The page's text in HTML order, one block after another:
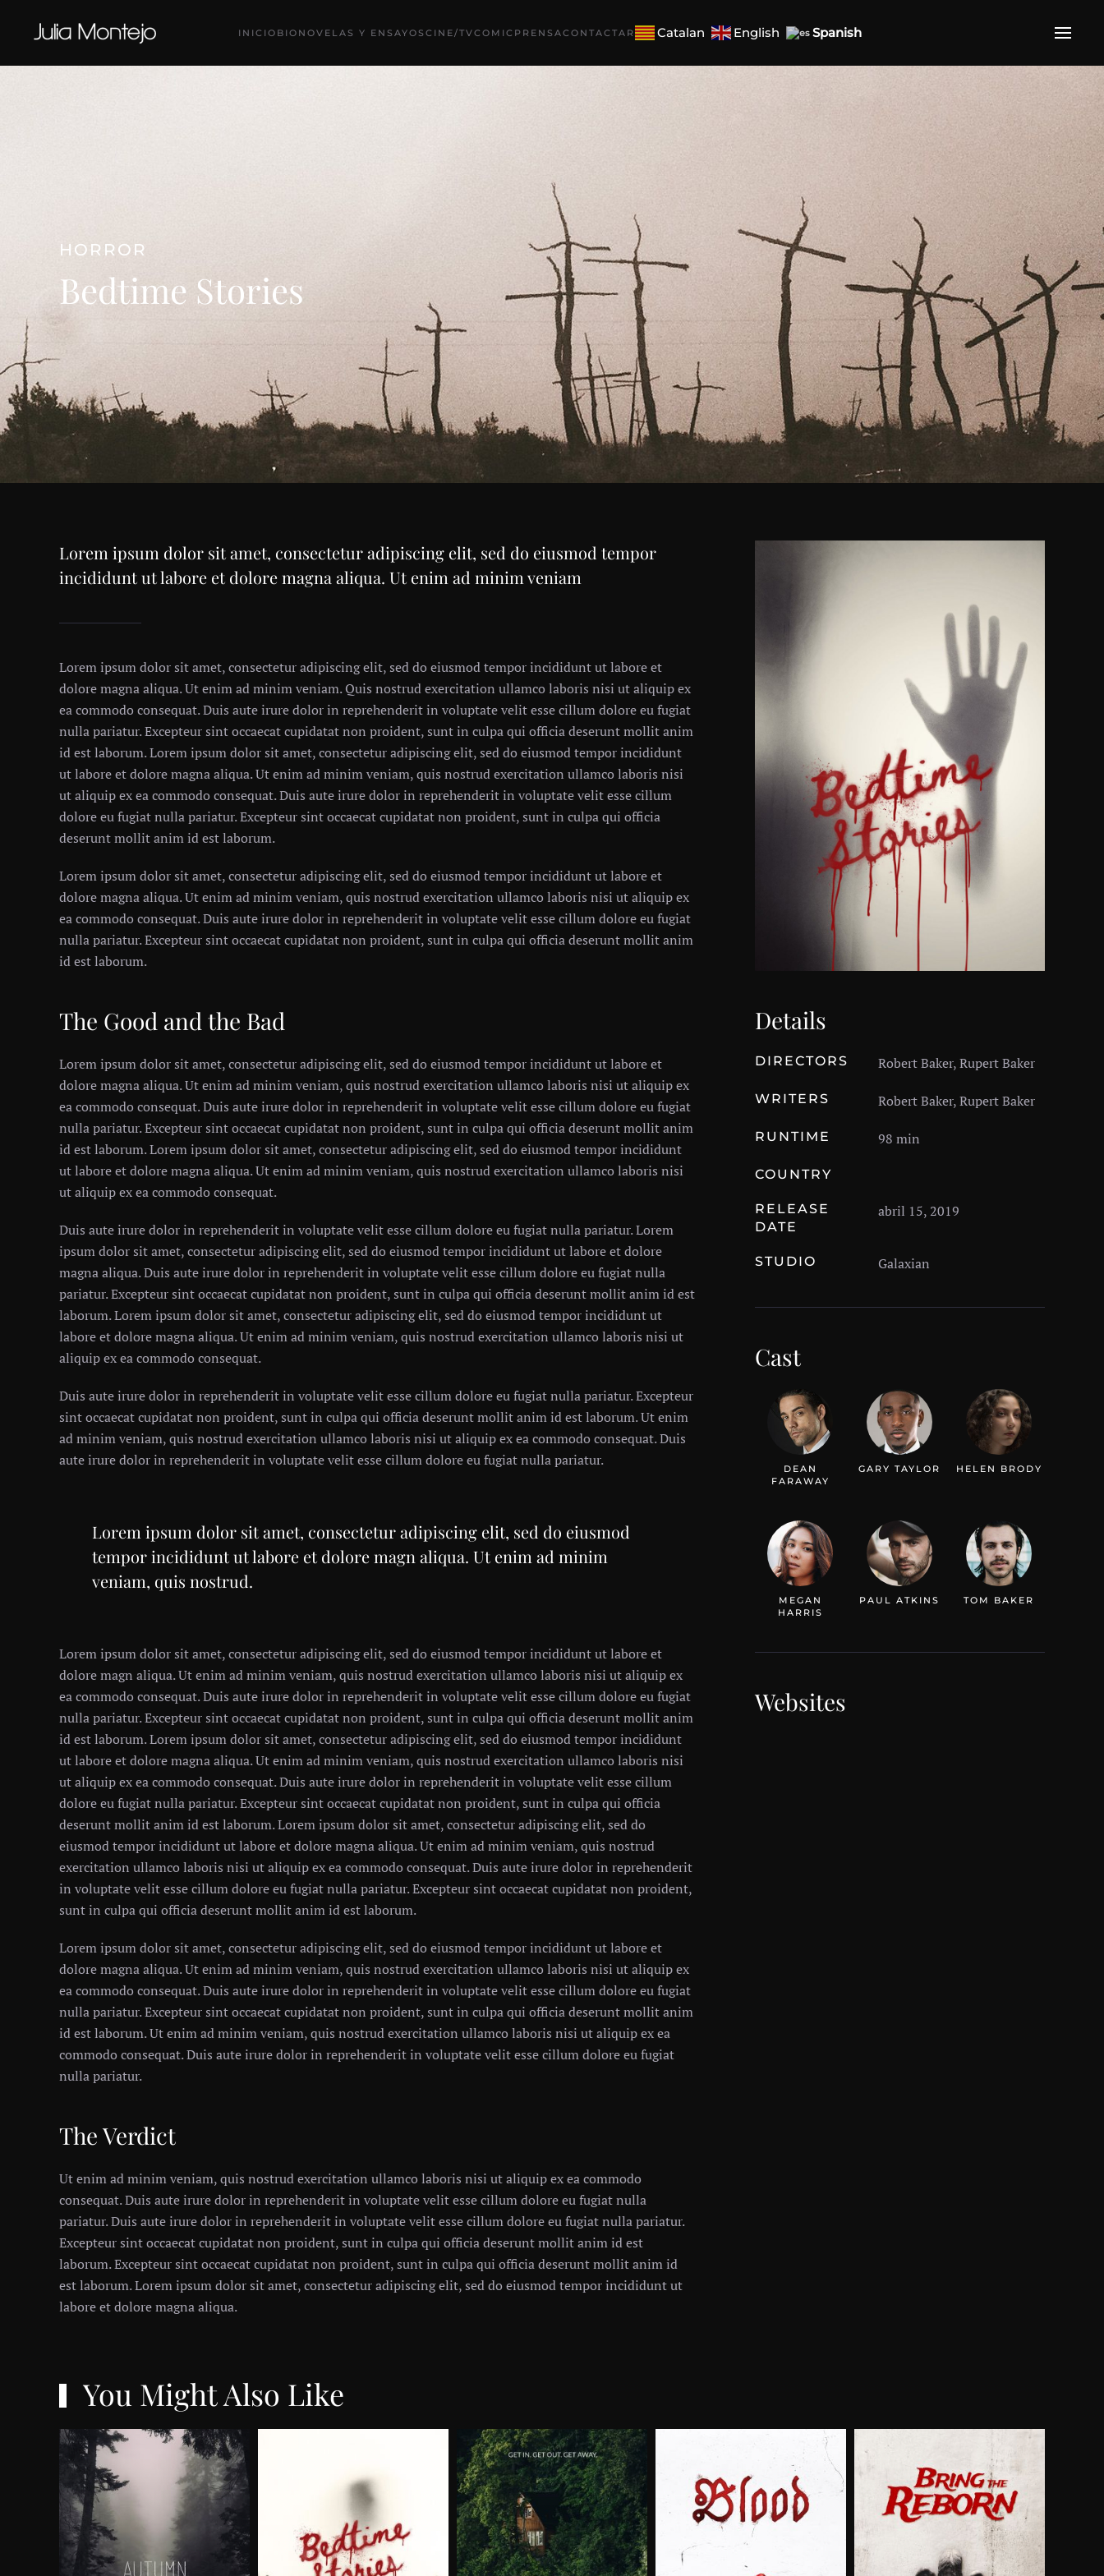
Ir al contenido principal INICIO BIO NOVELAS Y ENSAYOSCINE/TVCOMIC PRENSACONTACTAR Catalan English Spanish
HORROR
Bedtime Stories
Lorem ipsum dolor sit amet, consectetur adipiscing elit, sed do eiusmod tempor
incididunt ut labore et dolore magna aliqua. Ut enim ad minim veniam
Lorem ipsum dolor sit amet, consectetur adipiscing elit, sed do eiusmod tempor incididunt ut labore et
dolore magna aliqua. Ut enim ad minim veniam. Quis nostrud exercitation ullamco laboris nisi ut aliquip ex
ea commodo consequat. Duis aute irure dolor in reprehenderit in voluptate velit esse cillum dolore eu fugiat
nulla pariatur. Excepteur sint occaecat cupidatat non proident, sunt in culpa qui officia deserunt mollit anim
id est laborum. Lorem ipsum dolor sit amet, consectetur adipiscing elit, sed do eiusmod tempor incididunt
ut labore et dolore magna aliqua. Ut enim ad minim veniam, quis nostrud exercitation ullamco laboris nisi
ut aliquip ex ea commodo consequat. Duis aute irure dolor in reprehenderit in voluptate velit esse cillum
dolore eu fugiat nulla pariatur. Excepteur sint occaecat cupidatat non proident, sunt in culpa qui officia
deserunt mollit anim id est laborum.
Lorem ipsum dolor sit amet, consectetur adipiscing elit, sed do eiusmod tempor incididunt ut labore et
dolore magna aliqua. Ut enim ad minim veniam, quis nostrud exercitation ullamco laboris nisi ut aliquip ex
ea commodo consequat. Duis aute irure dolor in reprehenderit in voluptate velit esse cillum dolore eu fugiat
nulla pariatur. Excepteur sint occaecat cupidatat non proident, sunt in culpa qui officia deserunt mollit anim
id est laborum.
The Good and the Bad
Lorem ipsum dolor sit amet, consectetur adipiscing elit, sed do eiusmod tempor incididunt ut labore et
dolore magna aliqua. Ut enim ad minim veniam, quis nostrud exercitation ullamco laboris nisi ut aliquip ex
ea commodo consequat. Duis aute irure dolor in reprehenderit in voluptate velit esse cillum dolore eu fugiat
nulla pariatur. Excepteur sint occaecat cupidatat non proident, sunt in culpa qui officia deserunt mollit anim
id est laborum. Lorem ipsum dolor sit amet, consectetur adipiscing elit, sed do eiusmod tempor incididunt
ut labore et dolore magna aliqua. Ut enim ad minim veniam, quis nostrud exercitation ullamco laboris nisi
ut aliquip ex ea commodo consequat.
Duis aute irure dolor in reprehenderit in voluptate velit esse cillum dolore eu fugiat nulla pariatur. Lorem
ipsum dolor sit amet, consectetur adipiscing elit, sed do eiusmod tempor incididunt ut labore et dolore
magna aliqua. Duis aute irure dolor in reprehenderit in voluptate velit esse cillum dolore eu fugiat nulla
pariatur. Excepteur sint occaecat cupidatat non proident, sunt in culpa qui officia deserunt mollit anim id est
laborum. Lorem ipsum dolor sit amet, consectetur adipiscing elit, sed do eiusmod tempor incididunt ut
labore et dolore magna aliqua. Ut enim ad minim veniam, quis nostrud exercitation ullamco laboris nisi ut
aliquip ex ea commodo consequat.
Duis aute irure dolor in reprehenderit in voluptate velit esse cillum dolore eu fugiat nulla pariatur. Excepteur
sint occaecat cupidatat non proident, sunt in culpa qui officia deserunt mollit anim id est laborum. Ut enim
ad minim veniam, quis nostrud exercitation ullamco laboris nisi ut aliquip ex ea commodo consequat. Duis
aute irure dolor in reprehenderit in voluptate velit esse cillum dolore eu fugiat nulla pariatur.
Lorem ipsum dolor sit amet, consectetur adipiscing elit, sed do eiusmod
tempor incididunt ut labore et dolore magn aliqua. Ut enim ad minim
veniam, quis nostrud.
Lorem ipsum dolor sit amet, consectetur adipiscing elit, sed do eiusmod tempor incididunt ut labore et
dolore magn aliqua. Ut enim ad minim veniam, quis nostrud exercitation ullamco laboris nisi ut aliquip ex
ea commodo consequat. Duis aute irure dolor in reprehenderit in voluptate velit esse cillum dolore eu fugiat
nulla pariatur. Excepteur sint occaecat cupidatat non proident, sunt in culpa qui officia deserunt mollit anim
id est laborum. Lorem ipsum dolor sit amet, consectetur adipiscing elit, sed do eiusmod tempor incididunt
ut labore et dolore magna aliqua. Ut enim ad minim veniam, quis nostrud exercitation ullamco laboris nisi
ut aliquip ex ea commodo consequat. Duis aute irure dolor in reprehenderit in voluptate velit esse cillum
dolore eu fugiat nulla pariatur. Excepteur sint occaecat cupidatat non proident, sunt in culpa qui officia
deserunt mollit anim id est laborum. Lorem ipsum dolor sit amet, consectetur adipiscing elit, sed do
eiusmod tempor incididunt ut labore et dolore magna aliqua. Ut enim ad minim veniam, quis nostrud
exercitation ullamco laboris nisi ut aliquip ex ea commodo consequat. Duis aute irure dolor in reprehenderit
in voluptate velit esse cillum dolore eu fugiat nulla pariatur. Excepteur sint occaecat cupidatat non proident,
sunt in culpa qui officia deserunt mollit anim id est laborum.
Lorem ipsum dolor sit amet, consectetur adipiscing elit, sed do eiusmod tempor incididunt ut labore et
dolore magna aliqua. Ut enim ad minim veniam, quis nostrud exercitation ullamco laboris nisi ut aliquip ex
ea commodo consequat. Duis aute irure dolor in reprehenderit in voluptate velit esse cillum dolore eu fugiat
nulla pariatur. Excepteur sint occaecat cupidatat non proident, sunt in culpa qui officia deserunt mollit anim
id est laborum. Ut enim ad minim veniam, quis nostrud exercitation ullamco laboris nisi ut aliquip ex ea
commodo consequat. Duis aute irure dolor in reprehenderit in voluptate velit esse cillum dolore eu fugiat
nulla pariatur.
The Verdict
Ut enim ad minim veniam, quis nostrud exercitation ullamco laboris nisi ut aliquip ex ea commodo
consequat. Duis aute irure dolor in reprehenderit in voluptate velit esse cillum dolore eu fugiat nulla
pariatur. Duis aute irure dolor in reprehenderit in voluptate velit esse cillum dolore eu fugiat nulla pariatur.
Excepteur sint occaecat cupidatat non proident, sunt in culpa qui officia deserunt mollit anim id est
laborum. Excepteur sint occaecat cupidatat non proident, sunt in culpa qui officia deserunt mollit anim id
est laborum. Lorem ipsum dolor sit amet, consectetur adipiscing elit, sed do eiusmod tempor incididunt ut
labore et dolore magna aliqua.
Details
DIRECTORS Robert Baker, Rupert Baker
WRITERS Robert Baker, Rupert Baker
RUNTIME 98 min
COUNTRY
RELEASE
DATE
abril 15, 2019
STUDIO Galaxian
Cast
DEAN
FARAWAY
GARY TAYLOR HELEN BRODY
MEGAN
HARRIS
PAUL ATKINS TOM BAKER
Websites
You Might Also Like